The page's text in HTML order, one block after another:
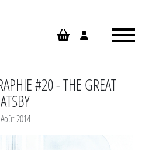
#20 - THE GREAT
2014